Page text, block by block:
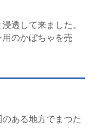
透して来ました。
のかぼちゃを売
ある地方でまつた